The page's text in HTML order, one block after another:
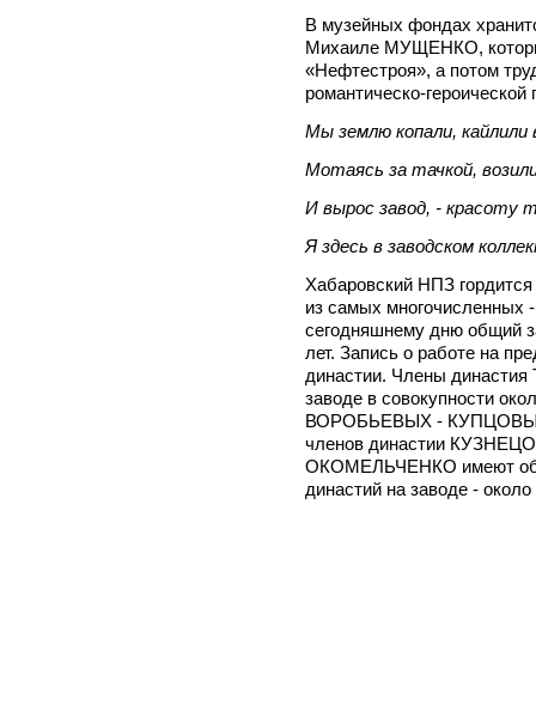
В музейных фондах
Михаиле МУЩЕНКО,
«Нефтестроя», а потом
романтическо-героической
Мы землю копали, кайлили
Мотаясь за тачкой,
И вырос завод, - красоту
Я здесь в заводском
Хабаровский НПЗ
из самых
сегодняшнему дню общий
лет. Запись о работе на
династии. Члены
заводе в совокупности
ВОРОБЬЕВЫХ - КУПЦОВЫХ
членов династии
ОКОМЕЛЬЧЕНКО имеют
династий на заводе -